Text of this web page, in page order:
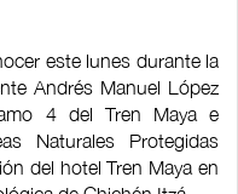
este lunes durante la
Andrés Manuel López
4 del Tren Maya e
Naturales Protegidas
del hotel Tren Maya en